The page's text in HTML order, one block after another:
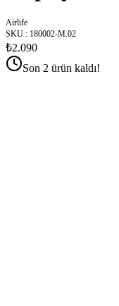
Airlife
SKU : 180002-M.02
₺2.090
Son 2 ürün kaldı!